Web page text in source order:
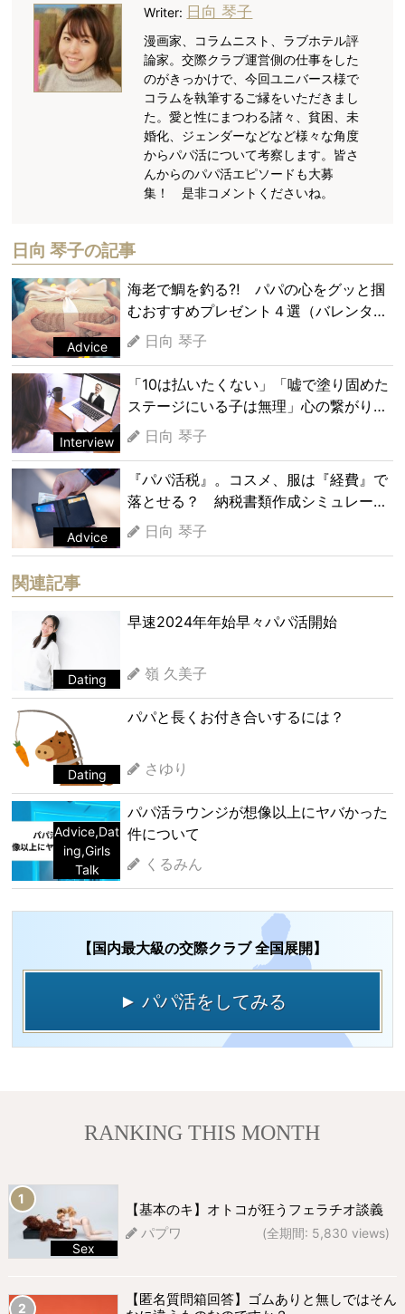
Writer: 日向 琴子
漫画家、コラムニスト、ラブホテル評
論家。交際クラブ運営側の仕事をした
のがきっかけで、今回ユニバース様で
コラムを執筆するご縁をいただきまし
た。愛と性にまつわる諸々、貧困、未
婚化、ジェンダーなどなど様々な角度
からパパ活について考察します。皆さ
んからのパパ活エピソードも大募
集！ 是非コメントくださいね。
日向 琴子の記事
Advice
海老で鯛を釣る⁈ パパの心をグッと掴
むおすすめプレゼント４選（バレンタイ
ンにも！）
日向 琴子
Interview
「10は払いたくない」「嘘で塗り固めた
ステージにいる子は無理」心の繋がりを
求めるパパの本音とは
日向 琴子
Advice
『パパ活税』。コスメ、服は『経費』で
落とせる？ 納税書類作成シミュレーシ
ョン日向 琴子
関連記事
Dating
早速2024年年始早々パパ活開始
嶺 久美子
Dating
パパと長くお付き合いするには？
さゆり
Advice,Dat
ing,Girls
Talk
パパ活ラウンジが想像以上にヤバかった
件について
くるみん
【国内最大級の交際クラブ 全国展開】
► パパ活をしてみる
RANKING THIS MONTH
Sex
【基本のキ】オトコが狂うフェラチオ談義
パプワ
(全期間: 5,830 views)
【匿名質問箱回答】ゴムありと無しではそん